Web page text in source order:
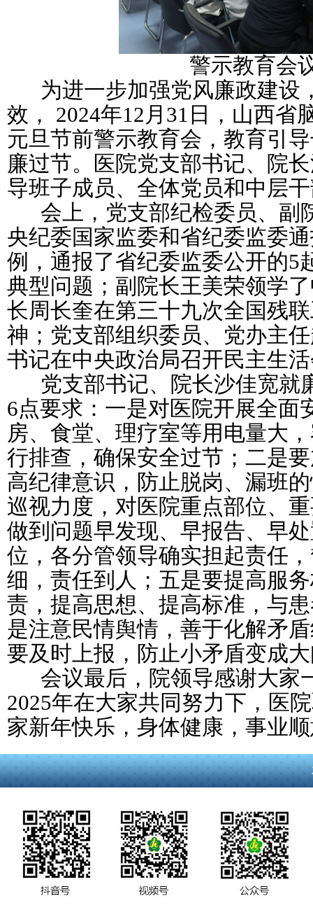
警示教育会
为进一步加强党风廉政建设
效， 2024年12月31日，山西省
元旦节前警示教育会，教育引
廉过节。医院党支部书记、院
导班子成员、全体党员和中层
会上，党支部纪检委员、副
央纪委国家监委和省纪委监委
例，通报了省纪委监委公开的5
典型问题；副院长王美荣领学
长周长奎在第三十九次全国残
神；党支部组织委员、党办主
书记在中央政治局召开民主生
党支部书记、院长沙佳宽就
6点要求：一是对医院开展全面
房、食堂、理疗室等用电量大
行排查，确保安全过节；二是
高纪律意识，防止脱岗、漏班
巡视力度，对医院重点部位、
做到问题早发现、早报告、早
位，各分管领导确实担起责任
细，责任到人；五是要提高服
责，提高思想、提高标准，与
是注意民情舆情，善于化解矛
要及时上报，防止小矛盾变成
会议最后，院领导感谢大家
2025年在大家共同努力下，医
家新年快乐，身体健康，事业